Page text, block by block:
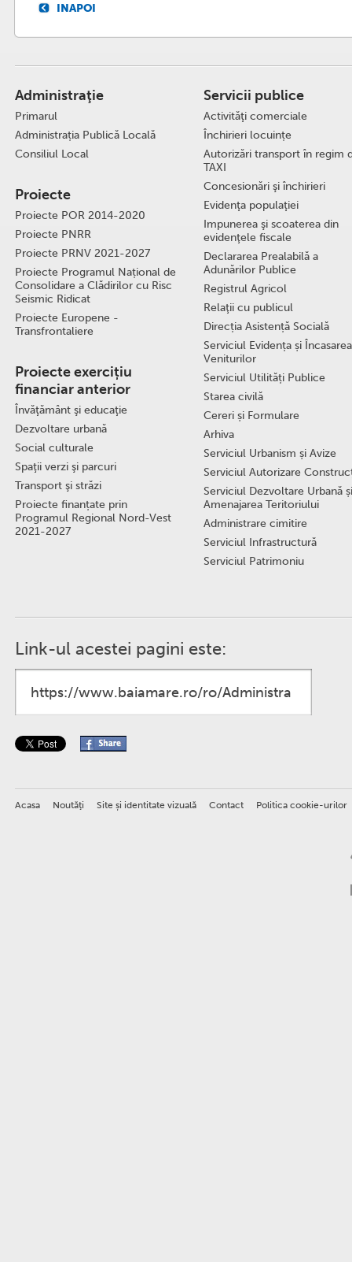
INAPOI
Administraţie
Primarul
Administrația Publică Locală
Consiliul Local
Proiecte
Proiecte POR 2014-2020
Proiecte PNRR
Proiecte PRNV 2021-2027
Proiecte Programul Național de
Consolidare a Clădirilor cu Risc
Seismic Ridicat
Proiecte Europene -
Transfrontaliere
Proiecte exercițiu
financiar anterior
Învăţământ şi educaţie
Dezvoltare urbană
Social culturale
Spaţii verzi şi parcuri
Transport şi străzi
Proiecte finanțate prin
Programul Regional Nord-Vest
2021-2027
Servicii publice
Activităţi comerciale
Închirieri locuințe
Autorizări transport în regim
TAXI
Concesionări şi închirieri
Evidenţa populaţiei
Impunerea şi scoaterea din
evidenţele fiscale
Declararea Prealabilă a
Adunărilor Publice
Registrul Agricol
Relaţii cu publicul
Direcția Asistență Socială
Serviciul Evidența și Încasarea
Veniturilor
Serviciul Utilități Publice
Starea civilă
Cereri și Formulare
Arhiva
Serviciul Urbanism și Avize
Serviciul Autorizare
Serviciul Dezvoltare Urbană și
Amenajarea Teritoriului
Administrare cimitire
Serviciul Infrastructură
Serviciul Patrimoniu
Link-ul acestei pagini este:
Acasa Noutăţi Site și identitate vizuală Contact Politica cookie-urilor